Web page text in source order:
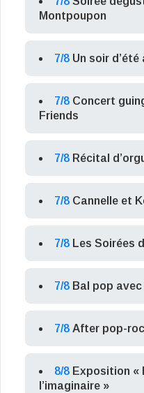
Montpoupon
7/8 Un soir
7/8 Concert
Friends
7/8 Récital
7/8 Cannelle et
7/8 Les Soirées
7/8 Bal pop
7/8 After pop-
8/8 Exposition «
l’imaginaire »